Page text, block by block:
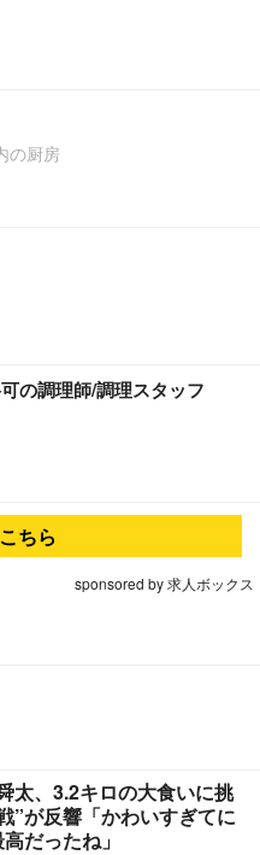
の厨房
の調理師/調理スタッフ
ちら
sponsored by 求人ボックス
太、3.2キロの大食いに挑
が反響「かわいすぎてに
だったね」